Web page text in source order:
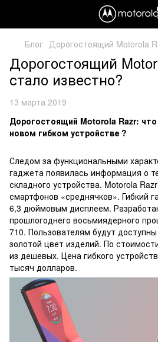
Блог Дорогостоящий Motorola
Дорогостоящий
стало известно?
13 марта 2019
Дорогостоящий Motorola Razr:
новом гибком устройстве ?
Следом за функциональными
гаджета появилась информация о
складного устройства. Motorola
смартфонов «среднячков». Гибкий
6,3 дюймовым дисплеем.
прошлогоднего восьмиядерного
710. Пользователям будут
золотой цвет изделий. По
из дешевых. Цена гибкого
тысяч долларов.